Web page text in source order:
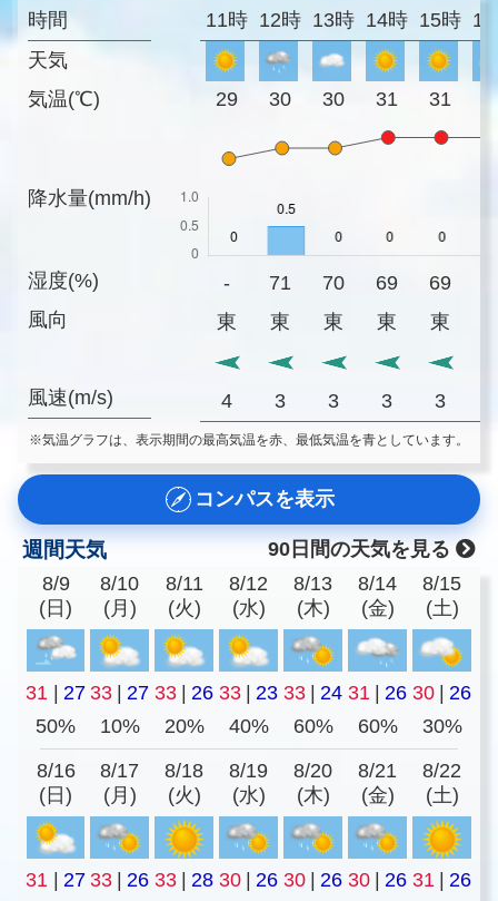
時間
天気
気温(℃)
降水量(mm/h)
湿度(%)
風向
風速(m/s)
11時 12時 13時 14時 15時
29 30 30 31 31
- 71 70 69 69
東
東 東 東 東
4 3 3 3 3
※気温グラフは、表示期間の最高気温を赤、最低気温を青としています。
コンパスを表示
週間天気
90日間の天気を見る
8/9
(日)
8/10
(月)
8/11
(火)
8/12
(水)
8/13
(木)
8/14
(金)
8/15
(土)
31 27 33 27 33 26 33 23 33 24 31 26 30
26
50%
10% 20% 40% 60% 60% 30%
8/16
(日)
8/17
(月)
8/18
(火)
8/19
(水)
8/20
(木)
8/21
(金)
8/22
(土)
31 27 33 26 33 28 30 26 30 26 30 26 31
26